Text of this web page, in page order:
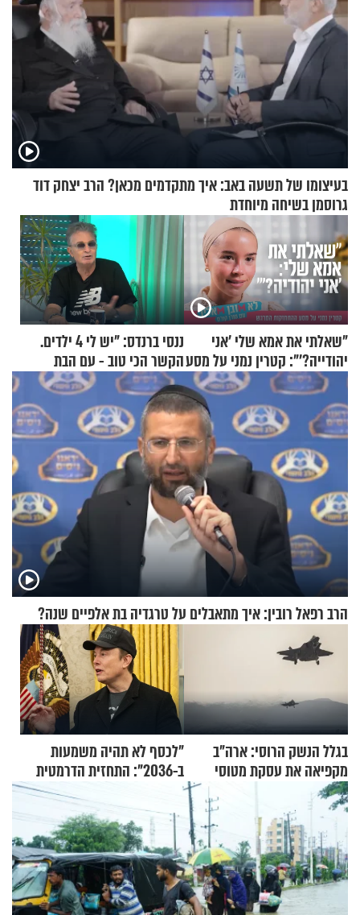
בעיצומו של תשעה באב: איך מתקדמים מכאן? הרב יצחק דוד
גרוסמן בשיחה מיוחדת
"שאלתי את אמא שלי 'אני
יהודייה?'": קטרין נמני על מסע
ההתחזקות המרגש
ננסי ברנדס: "יש לי 4 ילדים.
הקשר הכי טוב - עם הבת
החרדית"
הרב רפאל רובין: איך מתאבלים על טרגדיה בת אלפיים שנה?
בגלל הנשק הרוסי: ארה"ב
מקפיאה את עסקת מטוסי
הקרב לטורקיה
"לכסף לא תהיה משמעות
ב-2036": התחזית הדרמטית
של אילון מאסק על עתיד
הכלכלה